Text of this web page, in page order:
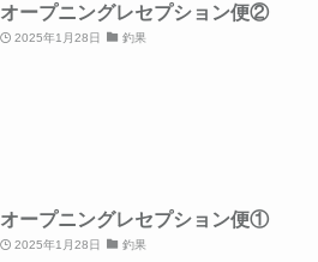
オープニングレセプション便②
2025年1月28日 釣果
オープニングレセプション便①
2025年1月28日 釣果